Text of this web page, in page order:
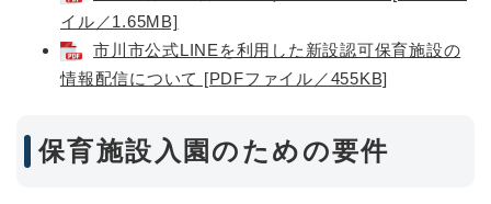
イル／1.65MB]
市川市公式LINEを利用した新設認可保育施設の
情報配信について [PDFファイル／455KB]
保育施設入園のための要件